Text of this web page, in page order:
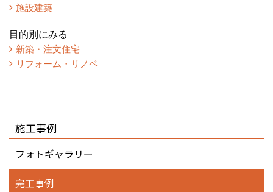
施設建築
目的別にみる
新築・注文住宅
リフォーム・リノベ
施工事例
フォトギャラリー
完工事例